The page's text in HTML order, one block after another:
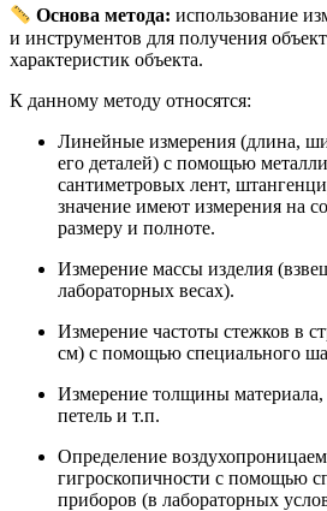
Основа метода: использование
и инструментов для получения
характеристик объекта.
К данному методу относятся:
Линейные измерения (длина,
его деталей) с помощью
сантиметровых лент,
значение имеют измерения на
размеру и полноте.
Измерение массы изделия
лабораторных весах).
Измерение частоты стежков в
см) с помощью специального
Измерение толщины материала,
петель и т.п.
Определение
гигроскопичности с помощью
приборов (в лабораторных